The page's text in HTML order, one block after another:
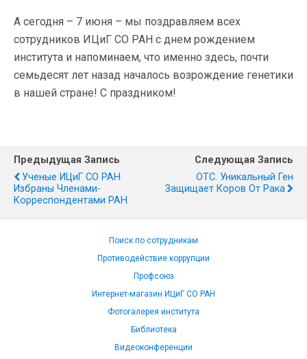
А сегодня – 7 июня – мы поздравляем всех
сотрудников ИЦиГ СО РАН с днем рождением
института и напоминаем, что именно здесь, почти
семьдесят лет назад началось возрождение генетики
в нашей стране! С праздником!
Предыдущая Запись
Ученые ИЦиГ СО РАН
Избраны Членами-
Корреспондентами РАН
Следующая Запись
ОТС. Уникальный Ген
Защищает Коров От Рака
Поиск по сотрудникам
Противодействие коррупции
Профсоюз
Интернет-магазин ИЦиГ СО РАН
Фотогалерея института
Библиотека
Видеоконференции